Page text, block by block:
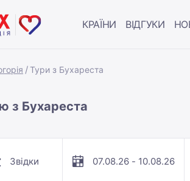
КРАЇНИ ВІДГУКИ
Тури з Бухареста
з Бухареста
Звідки 07.08.26 - 10.08.26